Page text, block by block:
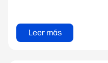
Leer más